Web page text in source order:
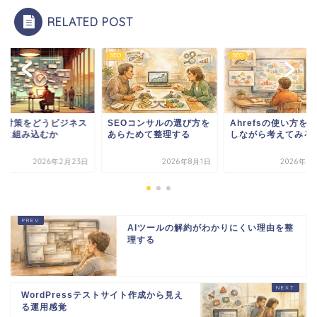
RELATED POST
対策をどうビジネス
に組み込むか
2026年2月23日
SEO
SEOコンサルの選び方を
あらためて整理する
2026年8月1日
SEO
Ahrefsの使い方を
しながら考えてみる
2026年7
AIツールの解約がわかりにくい理由を整
理する
WordPressテストサイト作成から見え
る運用感覚
ランディングページ